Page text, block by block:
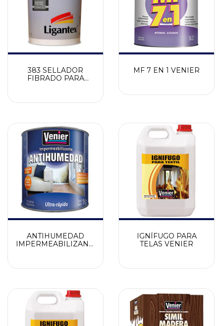
383 SELLADOR
FIBRADO PARA
MF 7 EN 1 VENIER
ANTIHUMEDAD
IMPERMEABILIZANTE
IGNÍFUGO PARA
TELAS VENIER